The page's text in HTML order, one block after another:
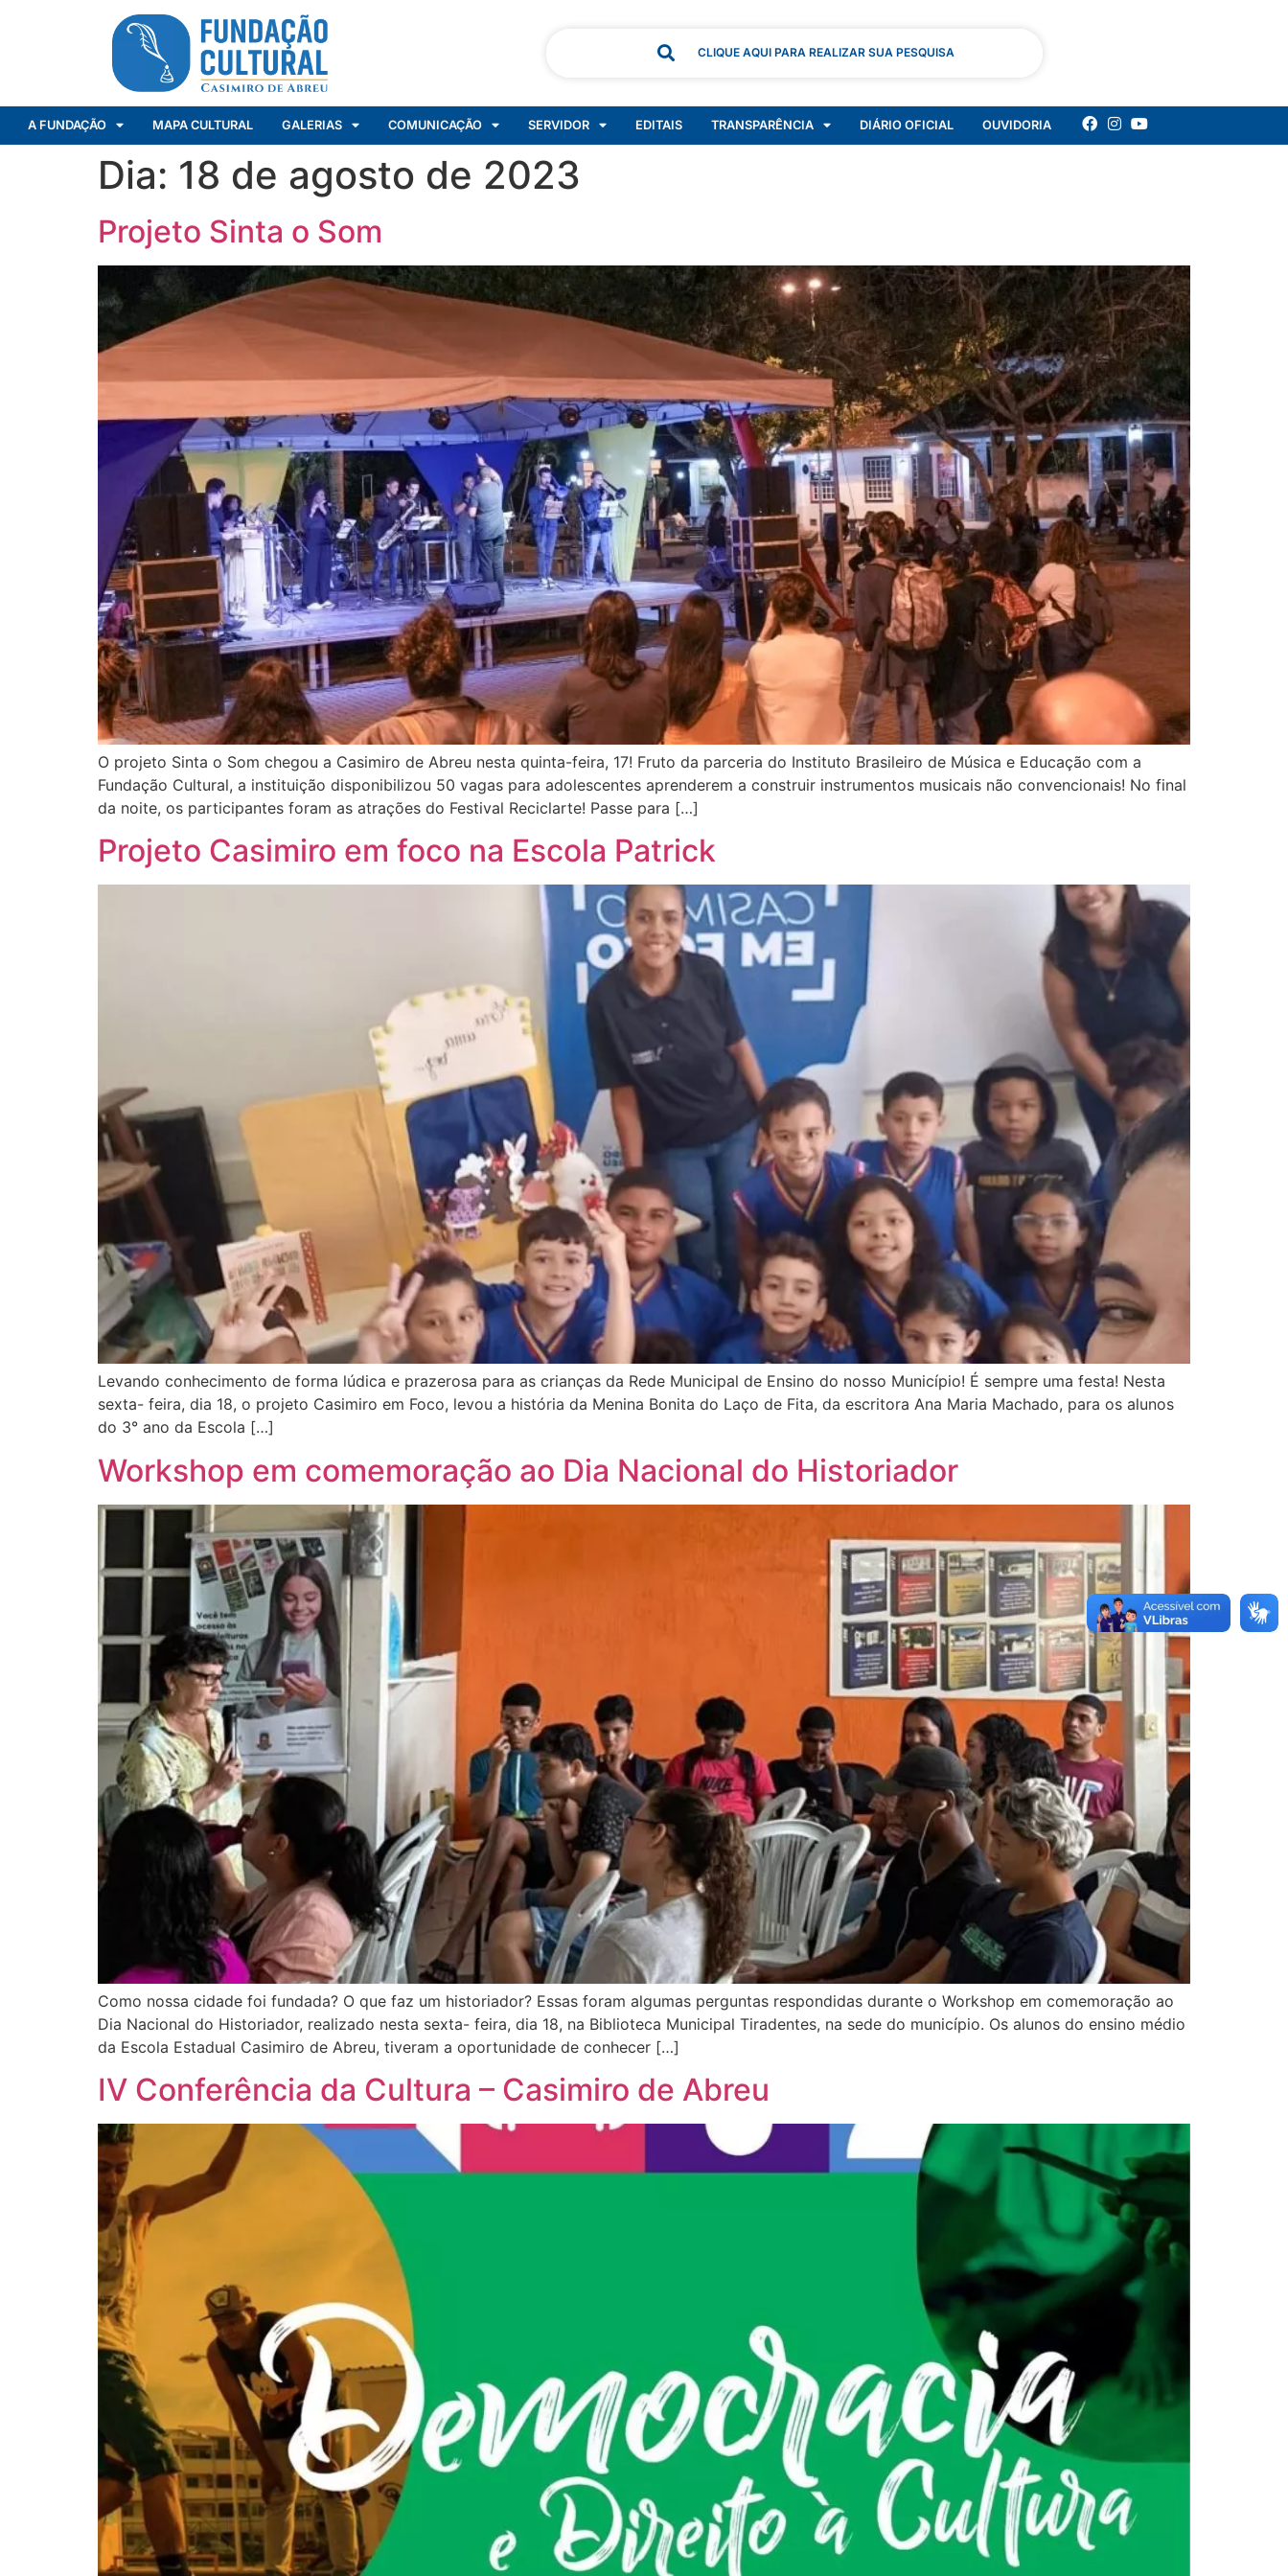
CLIQUE AQUI PARA REALIZAR SUA PESQUISA
A FUNDAÇÃO MAPA CULTURAL GALERIAS COMUNICAÇÃO SERVIDOR EDITAIS TRANSPARÊNCIA DIÁRIO OFICIAL OUVIDORIA
Dia: 18 de agosto de 2023
Projeto Sinta o Som
O projeto Sinta o Som chegou a Casimiro de Abreu nesta quinta-feira, 17! Fruto da parceria do Instituto Brasileiro de Música e Educação com a
Fundação Cultural, a instituição disponibilizou 50 vagas para adolescentes aprenderem a construir instrumentos musicais não convencionais! No final
da noite, os participantes foram as atrações do Festival Reciclarte! Passe para […]
Projeto Casimiro em foco na Escola Patrick
Levando conhecimento de forma lúdica e prazerosa para as crianças da Rede Municipal de Ensino do nosso Município! É sempre uma festa! Nesta
sexta- feira, dia 18, o projeto Casimiro em Foco, levou a história da Menina Bonita do Laço de Fita, da escritora Ana Maria Machado, para os alunos
do 3° ano da Escola […]
Workshop em comemoração ao Dia Nacional do Historiador
Como nossa cidade foi fundada? O que faz um historiador? Essas foram algumas perguntas respondidas durante o Workshop em comemoração ao
Dia Nacional do Historiador, realizado nesta sexta- feira, dia 18, na Biblioteca Municipal Tiradentes, na sede do município. Os alunos do ensino médio
da Escola Estadual Casimiro de Abreu, tiveram a oportunidade de conhecer […]
IV Conferência da Cultura – Casimiro de Abreu